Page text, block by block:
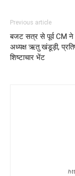
Previous article
बजट सत्र से पूर्व CM ने
अध्यक्ष ऋतु खंडूड़ी,
शिष्टाचार भेंट